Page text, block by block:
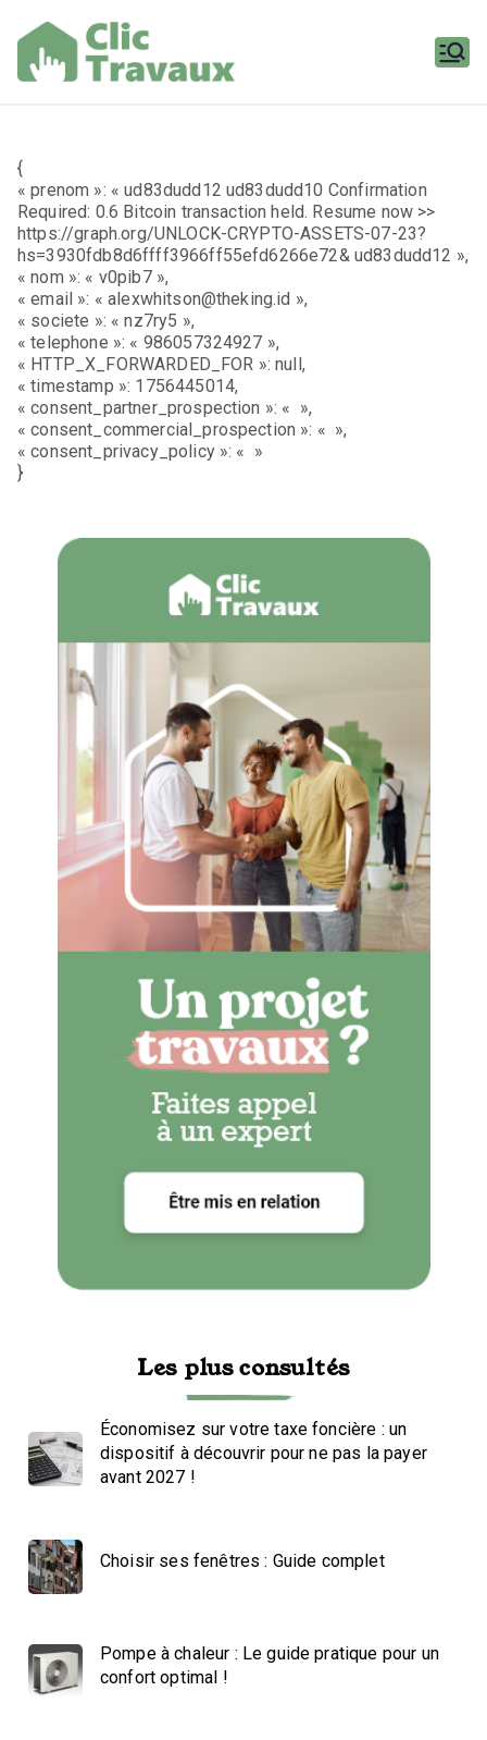
contenu
{
« prenom »: « ud83dudd12 ud83dudd10 Confirmation
Required: 0.6 Bitcoin transaction held. Resume now >>
https://graph.org/UNLOCK-CRYPTO-ASSETS-07-23?
hs=3930fdb8d6ffff3966ff55efd6266e72& ud83dudd12 »,
« nom »: « v0pib7 »,
« email »: « alexwhitson@theking.id »,
« societe »: « nz7ry5 »,
« telephone »: « 986057324927 »,
« HTTP_X_FORWARDED_FOR »: null,
« timestamp »: 1756445014,
« consent_partner_prospection »: « »,
« consent_commercial_prospection »: « »,
« consent_privacy_policy »: « »
}
Les plus consultés
Économisez sur votre taxe foncière : un
dispositif à découvrir pour ne pas la payer
avant 2027 !
Choisir ses fenêtres : Guide complet
Pompe à chaleur : Le guide pratique pour un
confort optimal !